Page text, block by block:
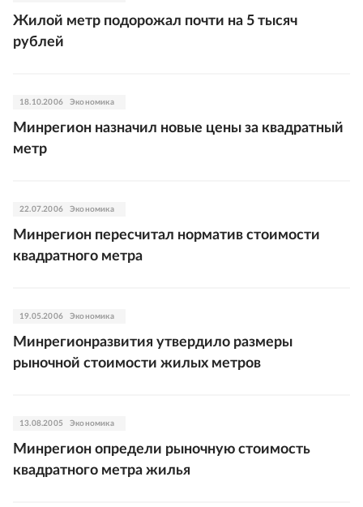
Жилой метр подорожал почти на 5 тысяч
рублей
18.10.2006 Экономика
Минрегион назначил новые цены за квадратный
метр
22.07.2006 Экономика
Минрегион пересчитал норматив стоимости
квадратного метра
19.05.2006 Экономика
Минрегионразвития утвердило размеры
рыночной стоимости жилых метров
13.08.2005 Экономика
Минрегион определи рыночную стоимость
квадратного метра жилья